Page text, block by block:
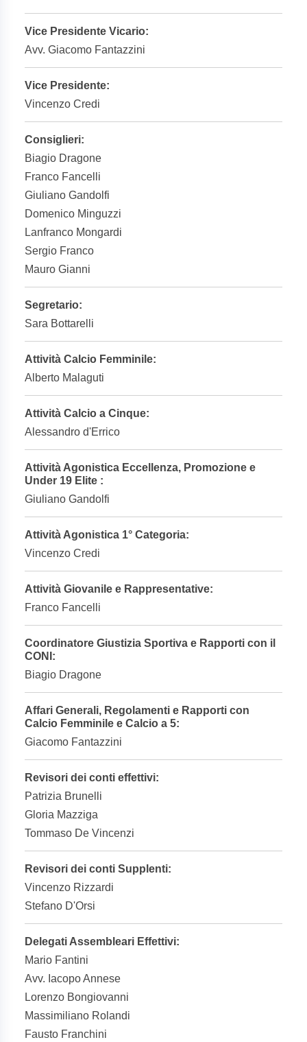
Vice Presidente Vicario:
Avv. Giacomo Fantazzini
Vice Presidente:
Vincenzo Credi
Consiglieri:
Biagio Dragone
Franco Fancelli
Giuliano Gandolfi
Domenico Minguzzi
Lanfranco Mongardi
Sergio Franco
Mauro Gianni
Segretario:
Sara Bottarelli
Attività Calcio Femminile:
Alberto Malaguti
Attività Calcio a Cinque:
Alessandro d'Errico
Attività Agonistica Eccellenza, Promozione e
Under 19 Elite :
Giuliano Gandolfi
Attività Agonistica 1° Categoria:
Vincenzo Credi
Attività Giovanile e Rappresentative:
Franco Fancelli
Coordinatore Giustizia Sportiva e Rapporti con il
CONI:
Biagio Dragone
Affari Generali, Regolamenti e Rapporti con
Calcio Femminile e Calcio a 5:
Giacomo Fantazzini
Revisori dei conti effettivi:
Patrizia Brunelli
Gloria Mazziga
Tommaso De Vincenzi
Revisori dei conti Supplenti:
Vincenzo Rizzardi
Stefano D'Orsi
Delegati Assembleari Effettivi:
Mario Fantini
Avv. Iacopo Annese
Lorenzo Bongiovanni
Massimiliano Rolandi
Fausto Franchini